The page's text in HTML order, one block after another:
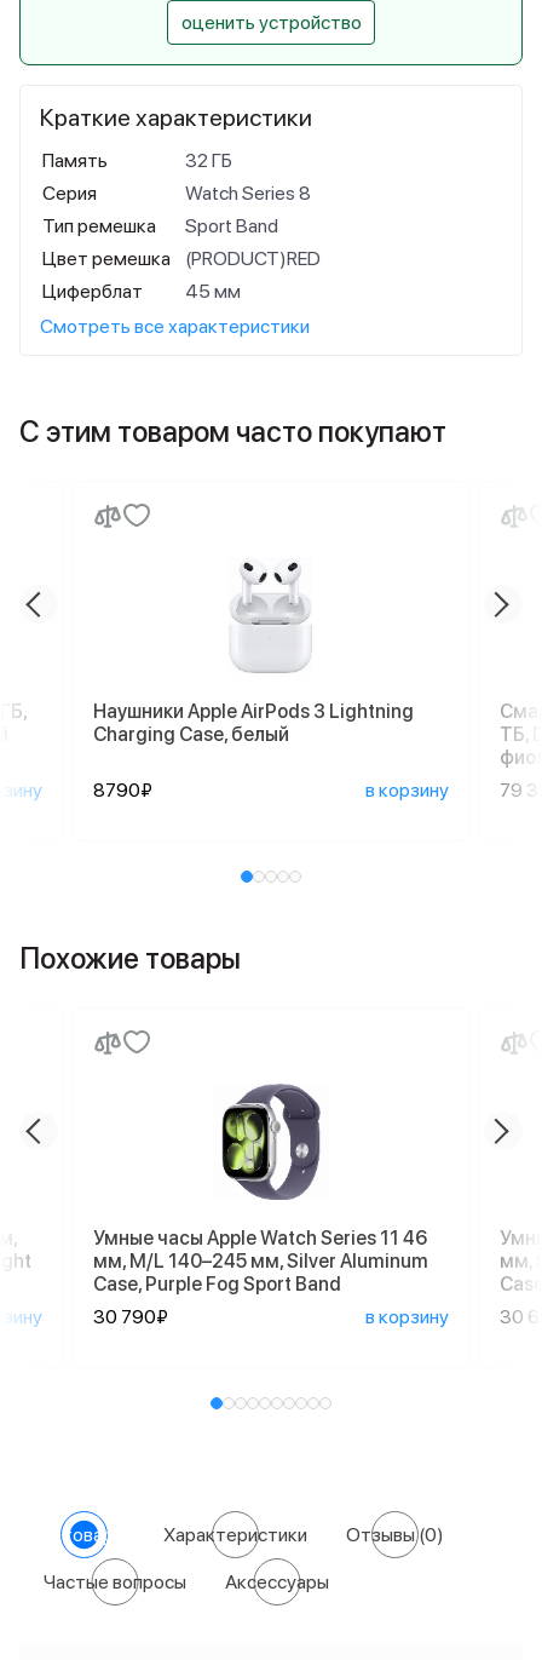
Краткие характеристики
Память
32 ГБ
Серия
Watch Series 8
Тип ремешка
Sport Band
Цвет ремешка
(PRODUCT)RED
Циферблат
45 мм
Смотреть все характеристики
оценить устройство
С этим товаром часто покупают
Наушники Apple AirPods 3 Lightning
Charging Case, белый
8790₽ в корзину
ТБ,
79
Похожие товары
Умные часы Apple Watch Series 11 46
мм, M/L 140–245 мм, Silver Aluminum
Case, Purple Fog Sport Band
30 790₽
в корзину
мм,
30
О товаре Характеристики Отзывы(0)
Частые вопросы Аксессуары